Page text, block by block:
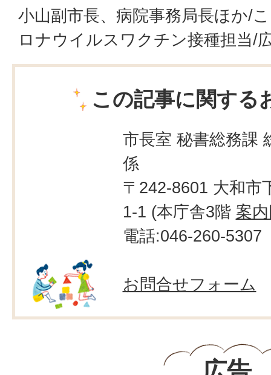
小山副市長、病院事務局長ほか/
ロナウイルスワクチン接種担当/
この記事に関する
市長室 秘書総務課
係
〒242-8601 大和市
1-1 (本庁舎3階 案
電話:046-260-5307
お問合せフォーム